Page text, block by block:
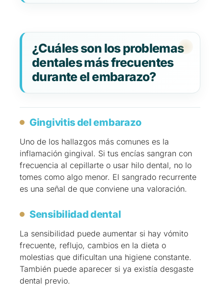
¿Cuáles son los problemas
dentales más frecuentes
durante el embarazo?
Gingivitis del embarazo
Uno de los hallazgos más comunes es la
inflamación gingival. Si tus encías sangran con
frecuencia al cepillarte o usar hilo dental, no lo
tomes como algo menor. El sangrado recurrente
es una señal de que conviene una valoración.
Sensibilidad dental
La sensibilidad puede aumentar si hay vómito
frecuente, reflujo, cambios en la dieta o
molestias que dificultan una higiene constante.
También puede aparecer si ya existía desgaste
dental previo.